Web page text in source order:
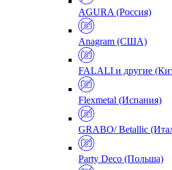
AGURA (Россия)
Anagram (США)
FALALI и другие
Flexmetal (Испания)
GRABO/ Betallic
Party Deco (Польша)